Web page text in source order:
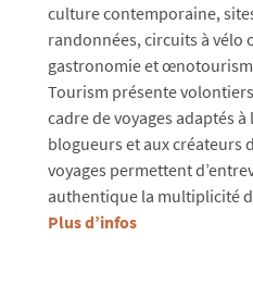
culture contemporaine,
randonnées, circuits à vélo
gastronomie et
Tourism présente
cadre de voyages adaptés à
blogueurs et aux créateurs
voyages permettent
authentique la multiplicité
Plus d’infos